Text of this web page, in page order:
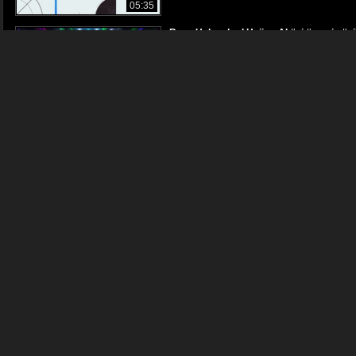
05:35
Rage Unleashed HajimeAI #ai #music